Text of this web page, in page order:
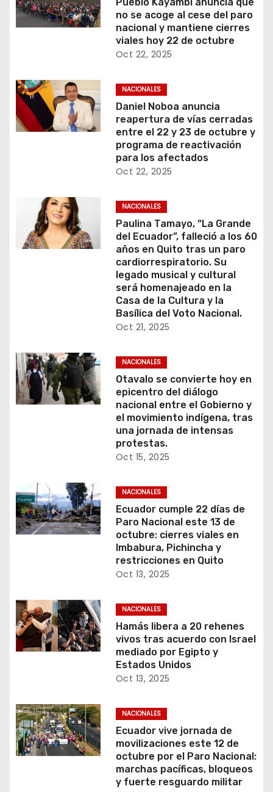
Pueblo Kayambi anuncia que
no se acoge al cese del paro
nacional y mantiene cierres
viales hoy 22 de octubre
Oct 22, 2025
NACIONALES
Daniel Noboa anuncia
reapertura de vías cerradas
entre el 22 y 23 de octubre y
programa de reactivación
para los afectados
Oct 22, 2025
NACIONALES
Paulina Tamayo, “La Grande
del Ecuador”, falleció a los 60
años en Quito tras un paro
cardiorrespiratorio. Su
legado musical y cultural
será homenajeado en la
Casa de la Cultura y la
Basílica del Voto Nacional.
Oct 21, 2025
NACIONALES
Otavalo se convierte hoy en
epicentro del diálogo
nacional entre el Gobierno y
el movimiento indígena, tras
una jornada de intensas
protestas.
Oct 15, 2025
NACIONALES
Ecuador cumple 22 días de
Paro Nacional este 13 de
octubre: cierres viales en
Imbabura, Pichincha y
restricciones en Quito
Oct 13, 2025
NACIONALES
Hamás libera a 20 rehenes
vivos tras acuerdo con Israel
mediado por Egipto y
Estados Unidos
Oct 13, 2025
NACIONALES
Ecuador vive jornada de
movilizaciones este 12 de
octubre por el Paro Nacional:
marchas pacíficas, bloqueos
y fuerte resguardo militar